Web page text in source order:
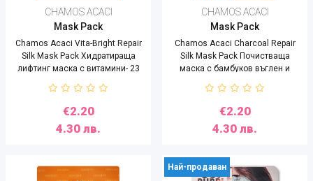
CHAMOS ACACI
Mask Pack
Chamos Acaci Vita-Bright Repair
Silk Mask Pack Хидратираща
лифтинг маска с витамини- 23
ml
€2.20
4.30 лв.
CHAMOS ACACI
Mask Pack
Chamos Acaci Charcoal Repair
Silk Mask Pack Почистваща
маска с бамбуков въглен и
пептиди - 23 ml
€2.20
4.30 лв.
Най-продаван